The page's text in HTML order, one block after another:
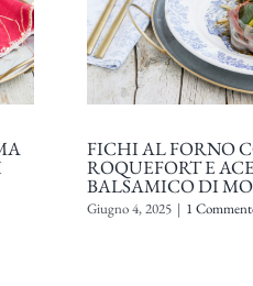
FICHI AL FORNO
ROQUEFORT E
BALSAMICO DI
Giugno 4, 2025 | 1